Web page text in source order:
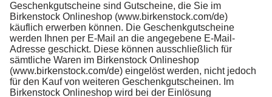
Geschenkgutscheine sind Gutscheine, die Sie im
Birkenstock Onlineshop (www.birkenstock.com/de)
käuflich erwerben können. Die Geschenkgutscheine
werden Ihnen per E-Mail an die angegebene E-Mail-
Adresse geschickt. Diese können ausschließlich für
sämtliche Waren im Birkenstock Onlineshop
(www.birkenstock.com/de) eingelöst werden, nicht jedoch
für den Kauf von weiteren Geschenkgutscheinen. Im
Birkenstock Onlineshop wird bei der Einlösung